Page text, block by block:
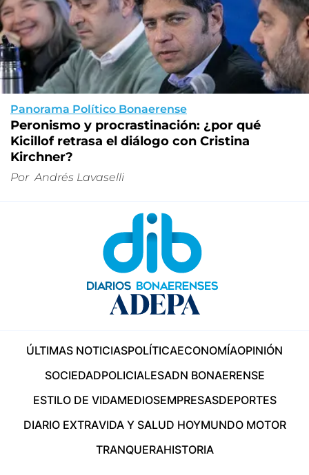
Panorama Político Bonaerense
Peronismo y procrastinación: ¿por qué
Kicillof retrasa el diálogo con Cristina
Kirchner?
Por Andrés Lavaselli
ÚLTIMAS NOTICIASPOLÍTICAECONOMÍAOPINIÓN
SOCIEDADPOLICIALESADN BONAERENSE
ESTILO DE VIDAMEDIOSEMPRESASDEPORTES
DIARIO EXTRAVIDA Y SALUD HOYMUNDO MOTOR
TRANQUERAHISTORIA